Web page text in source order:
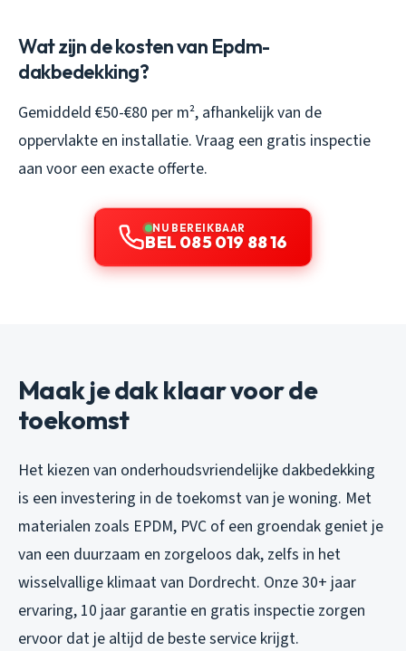
Wat zijn de kosten van Epdm-
dakbedekking?
Gemiddeld €50-€80 per m², afhankelijk van de
oppervlakte en installatie. Vraag een gratis inspectie
aan voor een exacte offerte.
NU BEREIKBAAR
BEL 085 019 88 16
Maak je dak klaar voor de
toekomst
Het kiezen van onderhoudsvriendelijke dakbedekking
is een investering in de toekomst van je woning. Met
materialen zoals EPDM, PVC of een groendak geniet je
van een duurzaam en zorgeloos dak, zelfs in het
wisselvallige klimaat van Dordrecht. Onze 30+ jaar
ervaring, 10 jaar garantie en gratis inspectie zorgen
ervoor dat je altijd de beste service krijgt.